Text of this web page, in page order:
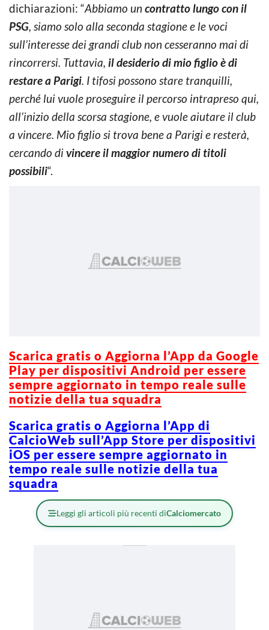
dichiarazioni: “Abbiamo un contratto lungo con il
PSG, siamo solo alla seconda stagione e le voci
sull’interesse dei grandi club non cesseranno mai di
rincorrersi. Tuttavia, il desiderio di mio figlio è di
restare a Parigi. I tifosi possono stare tranquilli,
perché lui vuole proseguire il percorso intrapreso qui,
all’inizio della scorsa stagione, e vuole aiutare il club
a vincere. Mio figlio si trova bene a Parigi e resterà,
cercando divincere il maggior numero di titoli
possibili“.
Scarica gratis o Aggiorna l’App da Google
Play per dispositivi Android per essere
sempre aggiornato in tempo reale sulle
notizie della tua squadra
Scarica gratis o Aggiorna l’App di
CalcioWeb sull’App Store per dispositivi
iOS per essere sempre aggiornato in
tempo reale sulle notizie della tua
squadra
Leggi gli articoli più recenti diCalciomercato